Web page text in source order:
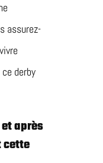
assurez-
derby
après
cette